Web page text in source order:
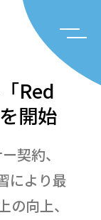
Red
開始
契約、
により最
向上、